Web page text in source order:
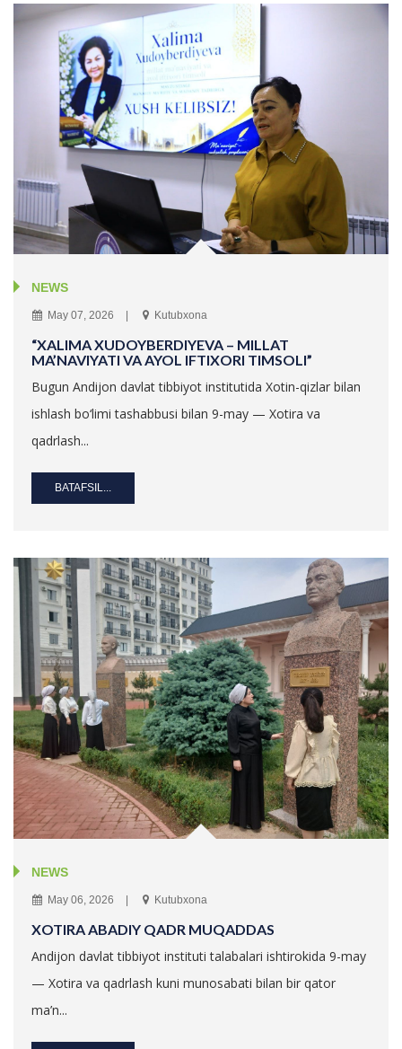
NEWS
May 07, 2026 Kutubxona
“XALIMA XUDOYBERDIYEVA – MILLAT
MA’NAVIYATI VA AYOL IFTIXORI TIMSOLI”
Bugun Andijon davlat tibbiyot institutida Xotin-qizlar bilan
ishlash bo‘limi tashabbusi bilan 9-may — Xotira va
qadrlash...
BATAFSIL...
NEWS
May 06, 2026 Kutubxona
XOTIRA ABADIY QADR MUQADDAS
Andijon davlat tibbiyot instituti talabalari ishtirokida 9-may
— Xotira va qadrlash kuni munosabati bilan bir qator
ma’n...